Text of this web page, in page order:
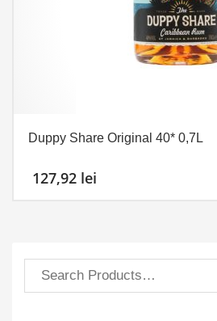
Duppy Share Original 40* 0,7L
127,92 lei